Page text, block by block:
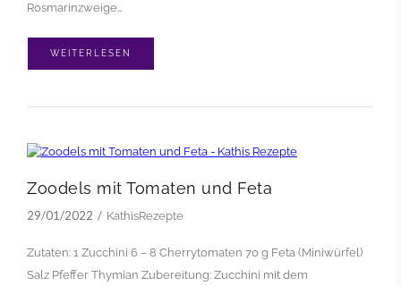
Rosmarinzweige…
WEITERLESEN
Zoodels mit Tomaten und Feta
29/01/2022 KathisRezepte
Zutaten: 1 Zucchini 6 – 8 Cherrytomaten 70 g Feta (Miniwürfel)
Salz Pfeffer Thymian Zubereitung: Zucchini mit dem